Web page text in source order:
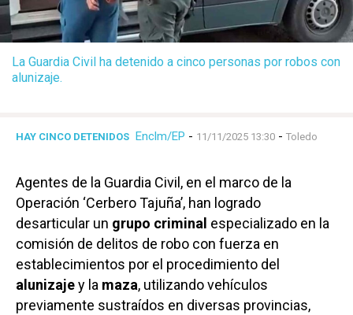
La Guardia Civil ha detenido a cinco personas por robos con
alunizaje.
HAY CINCO DETENIDOS Enclm/EP - 11/11/2025 13:30 - Toledo
Agentes de la Guardia Civil, en el marco de la
Operación ‘Cerbero Tajuña’, han logrado
desarticular un grupo criminal especializado en la
comisión de delitos de robo con fuerza en
establecimientos por el procedimiento del
alunizajey la maza, utilizando vehículos
previamente sustraídos en diversas provincias,